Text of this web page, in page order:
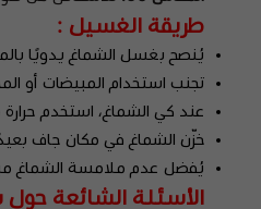
طريقة الغسيل :
يُنصح بغسل الشماغ يدويًا
تجنب استخدام المبيضات أو
عند كي الشماغ، استخدم
خزّن الشماغ في مكان جاف
يُفضل عدم ملامسة الشماغ
الأسئلة الشائعة